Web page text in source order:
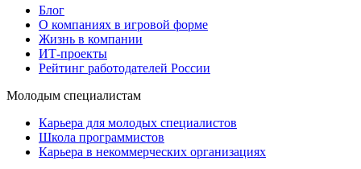
Блог
О компаниях в игровой форме
Жизнь в компании
ИТ-проекты
Рейтинг работодателей России
Молодым специалистам
Карьера для молодых специалистов
Школа программистов
Карьера в некоммерческих организациях